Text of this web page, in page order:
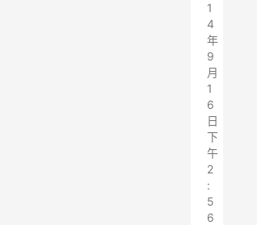
1
4
年
9
月
1
6
日
下
午
2
:
5
6